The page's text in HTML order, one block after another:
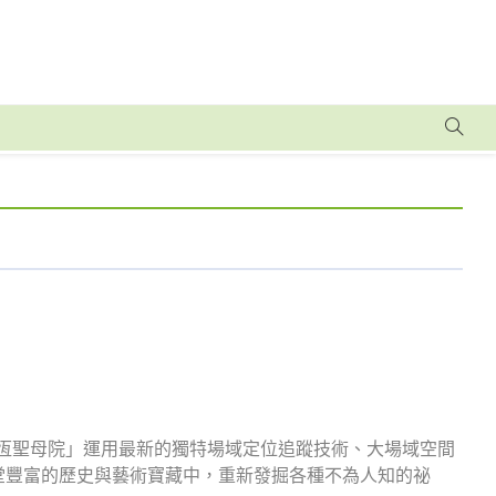
母院」運用最新的獨特場域定位追蹤技術、大場域空間
富的歷史與藝術寶藏中，重新發掘各種不為人知的祕